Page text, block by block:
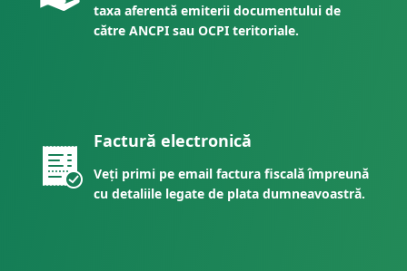
taxa aferentă emiterii documentului de
către ANCPI sau OCPI teritoriale.
Factură electronică
Veți primi pe email factura fiscală împreună
cu detaliile legate de plata dumneavoastră.